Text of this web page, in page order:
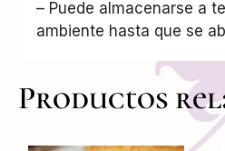
– Puede almacenarse a
ambiente hasta que se
Productos